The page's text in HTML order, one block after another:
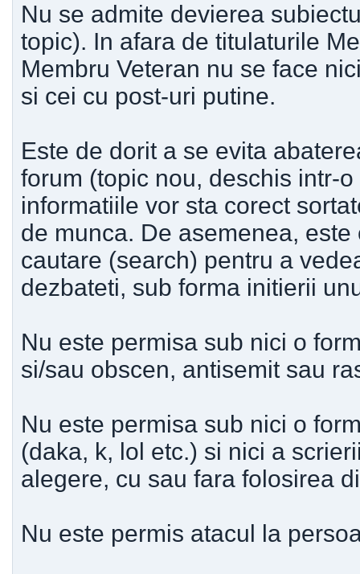
Nu se admite devierea
topic). In afara de titulaturile
Membru Veteran nu se face
si cei cu post-uri putine.
Este de dorit a se evita
forum (topic nou, deschis intr-
informatiile vor sta corect
de munca. De asemenea,
cautare (search) pentru a
dezbateti, sub forma initierii
Nu este permisa sub nici o
si/sau obscen, antisemit sau
Nu este permisa sub nici o
(daka, k, lol etc.) si nici a
alegere, cu sau fara folosirea
Nu este permis atacul la